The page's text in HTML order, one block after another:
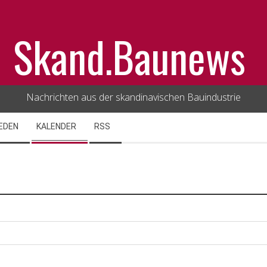
Skand.Baunews
Nachrichten aus der skandinavischen Bauindustrie
KALENDER RSS